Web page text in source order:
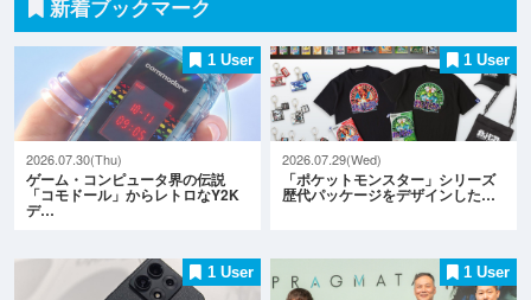
新着ブックマーク
1 User
2026.07.30(Thu)
ゲーム・コンピュータ界の伝説
「コモドール」からレトロなY2K
デ…
1 User
2026.07.29(Wed)
「ポケットモンスター」シリーズ
歴代パッケージをデザインした…
1 User 1 User